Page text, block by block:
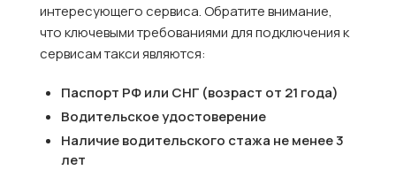
интересующего сервиса. Обратите внимание,
что ключевыми требованиями для подключения к
сервисам такси являются:
Паспорт РФ или СНГ (возраст от 21 года)
Водительское удостоверение
Наличие водительского стажа не менее 3
лет